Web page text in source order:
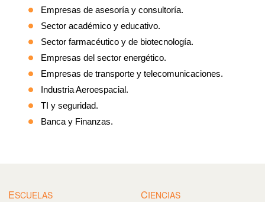
Empresas de asesoría y consultoría.
Sector académico y educativo.
Sector farmacéutico y de biotecnología.
Empresas del sector energético.
Empresas de transporte y telecomunicaciones.
Industria Aeroespacial.
TI y seguridad.
Banca y Finanzas.
ESCUELAS CIENCIAS